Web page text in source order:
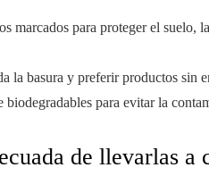
marcados para proteger el suelo,
la basura y preferir productos sin
biodegradables para evitar la
de llevarlas a